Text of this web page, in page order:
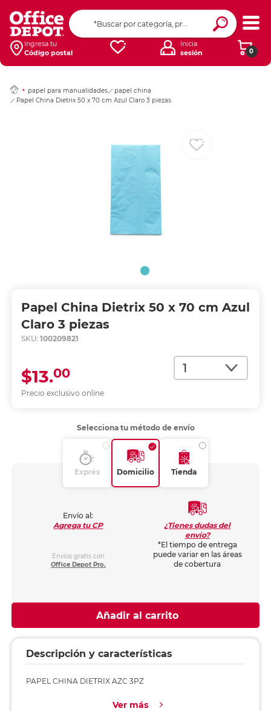
Ingresa tu
Código postal
0
Inicia
sesión
papel para manualidades
papel china
Papel China Dietrix 50 x 70 cm Azul Claro 3 piezas
Papel China Dietrix 50 x 70 cm Azul
Claro 3 piezas
SKU: 100209821
Cantidad
Precio exclusivo online
$13.00
Ingresar Codigo
Selecciona tu método de envío
Exprés Domicilio Tienda
Envío al:
Agrega tu CP
Envíos gratis con
Office Depot Pro.
¿Tienes dudas del
envío?
*El tiempo de entrega
puede variar en las áreas
de cobertura
Añadir al carrito
Descripción y características
PAPEL CHINA DIETRIX AZC 3PZ
Ver más